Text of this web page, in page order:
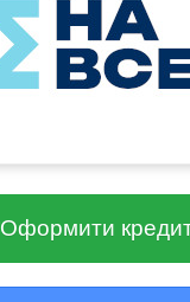
Оформити